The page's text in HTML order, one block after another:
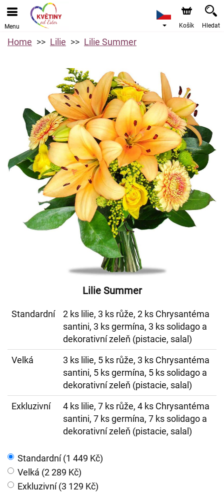
Menu Košík Hledat
Home Lilie Lilie Summer
Lilie Summer
Standardní
2 ks lilie, 3 ks růže, 2 ks Chrysantéma
santini, 3 ks germína, 3 ks solidago a
dekorativní zeleň (pistacie, salal)
Velká
3 ks lilie, 5 ks růže, 3 ks Chrysantéma
santini, 5 ks germína, 5 ks solidago a
dekorativní zeleň (pistacie, salal)
Exkluzivní
4 ks lilie, 7 ks růže, 4 ks Chrysantéma
santini, 7 ks germína, 7 ks solidago a
dekorativní zeleň (pistacie, salal)
Standardní (1 449 Kč)
Velká (2 289 Kč)
Exkluzivní (3 129 Kč)